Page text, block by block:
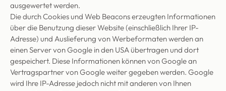
ausgewertet werden.
Die durch Cookies und Web Beacons erzeugten Informationen
über die Benutzung dieser Website (einschließlich Ihrer IP-
Adresse) und Auslieferung von Werbeformaten werden an
einen Server von Google in den USA übertragen und dort
gespeichert. Diese Informationen können von Google an
Vertragspartner von Google weiter gegeben werden. Google
wird Ihre IP-Adresse jedoch nicht mit anderen von Ihnen